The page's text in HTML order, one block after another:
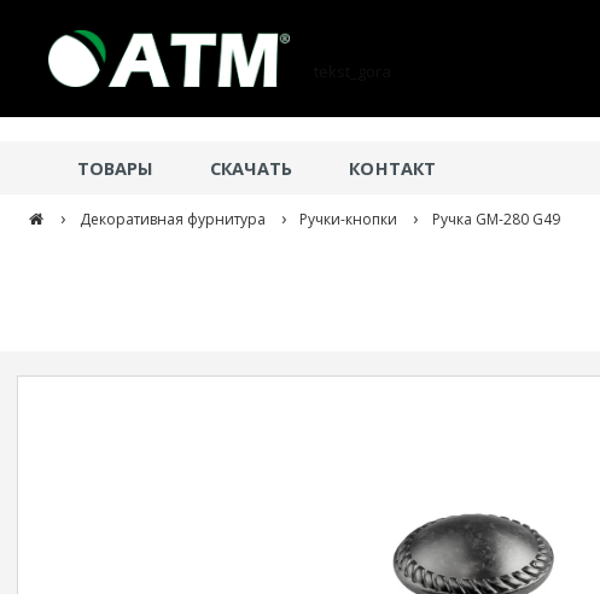
ТОВАРЫ СКАЧАТЬ КОНТАКТ
› Декоративная фурнитура › Ручки-кнопки › Ручка GM-280 G49